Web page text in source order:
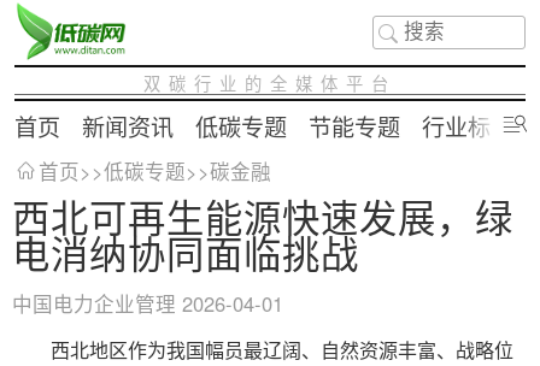
双碳行业的全媒体平台
首页 新闻资讯 低碳专题 节能专题 行业标准
首页>>低碳专题>>碳金融
西北可再生能源快速发展，绿
电消纳协同面临挑战
中国电力企业管理 2026-04-01
西北地区作为我国幅员最辽阔、自然资源丰富、战略位